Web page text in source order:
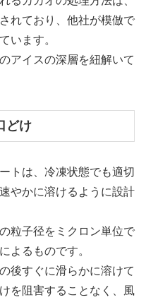
れており、他社が模倣で
います。
アイスの深層を紐解いて
どけ
トは、冷凍状態でも適切
やかに溶けるように設計
粒子径をミクロン単位で
よるものです。
後すぐに滑らかに溶けて
を阻害することなく、風